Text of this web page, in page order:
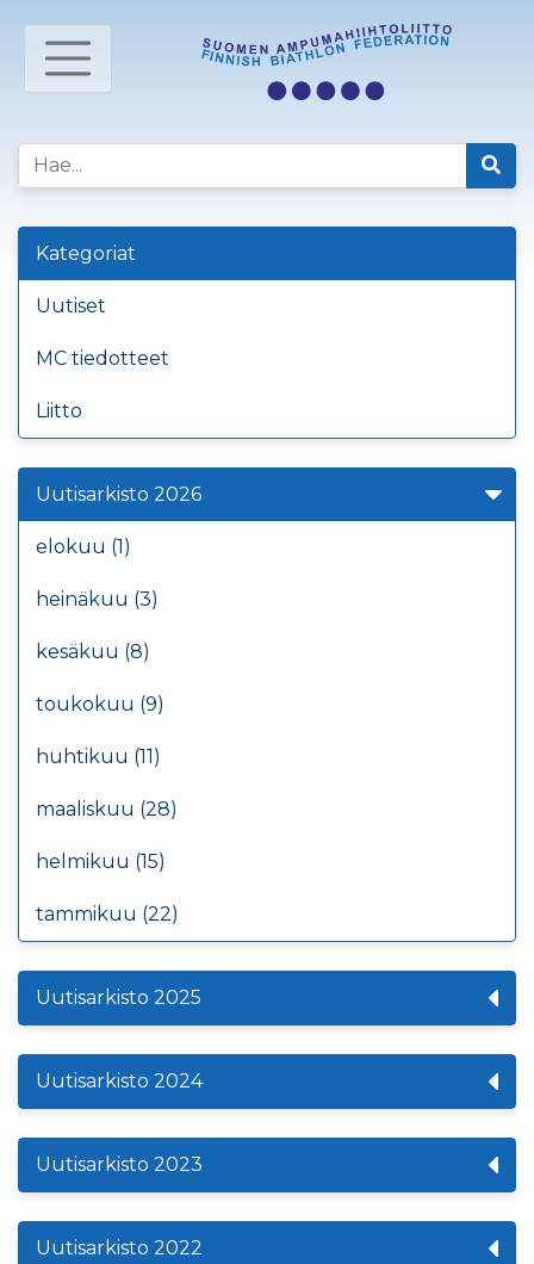
Kategoriat
Uutiset
MC tiedotteet
Liitto
Uutisarkisto 2026
elokuu (1)
heinäkuu (3)
kesäkuu (8)
toukokuu (9)
huhtikuu (11)
maaliskuu (28)
helmikuu (15)
tammikuu (22)
Uutisarkisto 2025
Uutisarkisto 2024
Uutisarkisto 2023
Uutisarkisto 2022